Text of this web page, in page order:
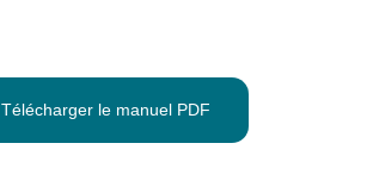
Télécharger le manuel PDF